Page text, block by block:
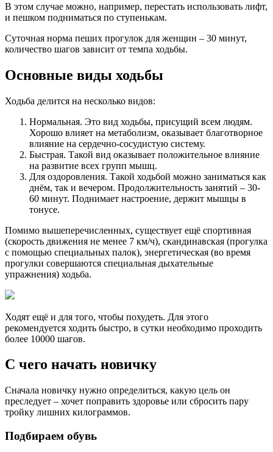
В этом случае можно, например, перестать использовать лифт,
и пешком подниматься по ступенькам.
Суточная норма пеших прогулок для женщин – 30 минут,
количество шагов зависит от темпа ходьбы.
Основные виды ходьбы
Ходьба делится на несколько видов:
Нормальная. Это вид ходьбы, присущий всем людям.
Хорошо влияет на метаболизм, оказывает благотворное
влияние на сердечно-сосудистую систему.
Быстрая. Такой вид оказывает положительное влияние
на развитие всех групп мышц.
Для оздоровления. Такой ходьбой можно заниматься как
днём, так и вечером. Продолжительность занятий – 30-
60 минут. Поднимает настроение, держит мышцы в
тонусе.
Помимо вышеперечисленных, существует ещё спортивная
(скорость движения не менее 7 км/ч), скандинавская (прогулка
с помощью специальных палок), энергетическая (во время
прогулки совершаются специальная дыхательные
упражнения) ходьба.
Ходят ещё и для того, чтобы похудеть. Для этого
рекомендуется ходить быстро, в сутки необходимо проходить
более 10000 шагов.
С чего начать новичку
Сначала новичку нужно определиться, какую цель он
преследует – хочет поправить здоровье или сбросить пару
тройку лишних килограммов.
Подбираем обувь